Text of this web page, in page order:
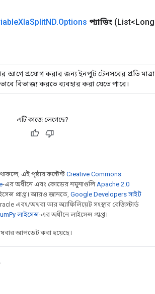
XlaSplitND.Options প্যাডিং
আগে প্রয়োগ করার জন্য ইনপুট টেনসরের প্রতি
বিভাজ্য করতে ব্যবহার করা যেতে পারে।
এটি কাজে লেগেছে?
এই পৃষ্ঠার কন্টেন্ট Creative Commons
-এর অধীনে এবং কোডের নমুনাগুলিApache 2.0
প্রাপ্ত। আরও জানতে, Google Developers সাইট
এবং/অথবা তার অ্যাফিলিয়েট সংস্থার রেজিস্টার্ড
লাইসেন্স-এর অধীনে লাইসেন্স প্রাপ্ত।
আপডেট করা হয়েছে।